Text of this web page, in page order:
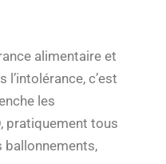
alimentaire et
c’est
les
pratiquement tous
ballonnements,